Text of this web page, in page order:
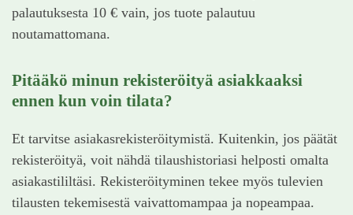
palautuksesta 10 € vain, jos tuote palautuu
noutamattomana.
Pitääkö minun rekisteröityä asiakkaaksi
ennen kun voin tilata?
Et tarvitse asiakasrekisteröitymistä. Kuitenkin, jos päätät
rekisteröityä, voit nähdä tilaushistoriasi helposti omalta
asiakastililtäsi. Rekisteröityminen tekee myös tulevien
tilausten tekemisestä vaivattomampaa ja nopeampaa.